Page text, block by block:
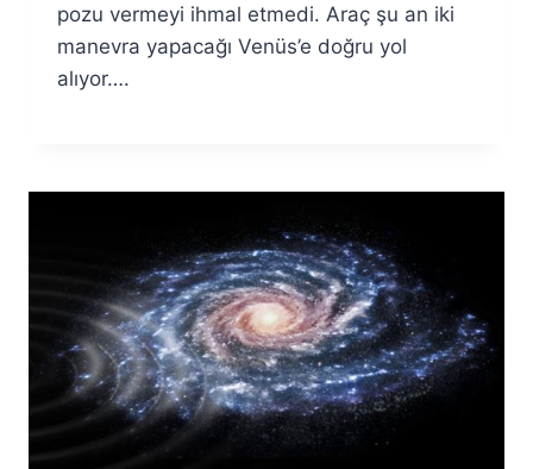
pozu vermeyi ihmal etmedi. Araç şu an iki
manevra yapacağı Venüs’e doğru yol
alıyor….